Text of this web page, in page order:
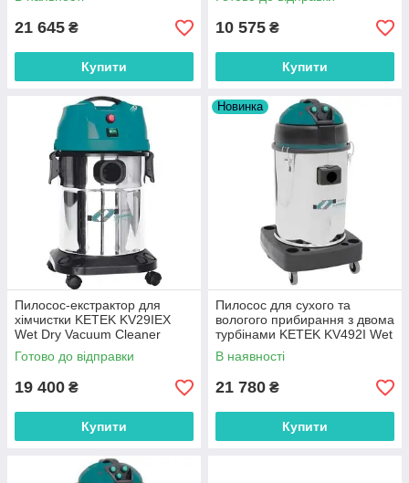
21 645 ₴
Купити
10 575 ₴
Купити
Пилосос-екстрактор для
хімчистки KETEK KV29IEX
Wet Dry Vacuum Cleaner
Готово до відправки
19 400 ₴
Купити
Новинка
Пилосос для сухого та
вологого прибирання з двома
турбінами KETEK KV492I Wet
Dry Vacuum Cleaner
В наявності
21 780 ₴
Купити